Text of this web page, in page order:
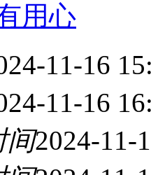
用心
11-16
11-16
间2024-11-